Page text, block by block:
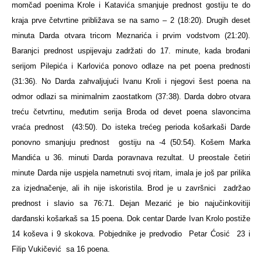
momčad poenima Krole i Katavića smanjuje prednost gostiju te do
kraja prve četvrtine približava se na samo – 2 (18:20). Drugih deset
minuta Darda otvara tricom Meznarića i prvim vodstvom (21:20).
Baranjci prednost uspijevaju zadržati do 17. minute, kada brođani
serijom Pilepića i Karlovića ponovo odlaze na pet poena prednosti
(31:36). No Darda zahvaljujući Ivanu Kroli i njegovi šest poena na
odmor odlazi sa minimalnim zaostatkom (37:38). Darda dobro otvara
treću četvrtinu, međutim serija Broda od devet poena slavoncima
vraća prednost
(43:50). Do isteka trećeg perioda košarkaši Darde
ponovno smanjuju prednost
gostiju na -4 (50:54). Košem Marka
Mandića u 36. minuti Darda poravnava rezultat. U preostale četiri
minute Darda nije uspjela nametnuti svoj ritam, imala je još par prilika
za izjednačenje, ali ih nije iskoristila. Brod je u završnici zadržao
prednost i slavio sa 76:71. Dejan Mezarić je bio najučinkovitiji
darđanski košarkaš sa 15 poena. Dok centar Darde Ivan Krolo postiže
14 koševa i 9 skokova. Pobjednike je predvodio
Petar Ćosić
23 i
Filip Vukičević sa 16 poena.